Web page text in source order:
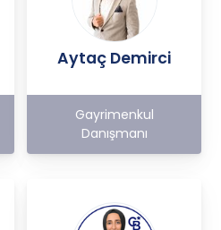
Aytaç Demirci
Gayrimenkul
Danışmanı